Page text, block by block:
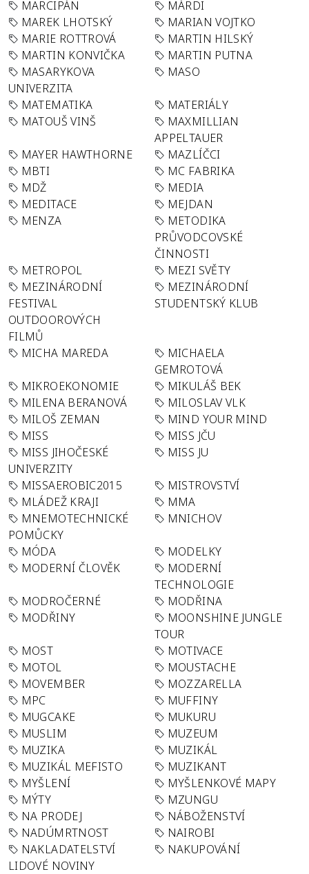
MARCIPÁN
MÁRDI
MAREK LHOTSKÝ
MARIAN VOJTKO
MARIE ROTTROVÁ
MARTIN HILSKÝ
MARTIN KONVIČKA
MARTIN PUTNA
MASARYKOVA
UNIVERZITA
MASO
MATEMATIKA
MATERIÁLY
MATOUŠ VINŠ
MAXMILLIAN
APPELTAUER
MAYER HAWTHORNE
MAZLÍČCI
MBTI
MC FABRIKA
MDŽ
MEDIA
MEDITACE
MEJDAN
MENZA
METODIKA
PRŮVODCOVSKÉ
ČINNOSTI
METROPOL
MEZI SVĚTY
MEZINÁRODNÍ
FESTIVAL
OUTDOOROVÝCH
FILMŮ
MEZINÁRODNÍ
STUDENTSKÝ KLUB
MICHA MAREDA
MICHAELA
GEMROTOVÁ
MIKROEKONOMIE
MIKULÁŠ BEK
MILENA BERANOVÁ
MILOSLAV VLK
MILOŠ ZEMAN
MIND YOUR MIND
MISS
MISS JČU
MISS JIHOČESKÉ
UNIVERZITY
MISS JU
MISSAEROBIC2015
MISTROVSTVÍ
MLÁDEŽ KRAJI
MMA
MNEMOTECHNICKÉ
POMŮCKY
MNICHOV
MÓDA
MODELKY
MODERNÍ ČLOVĚK
MODERNÍ
TECHNOLOGIE
MODROČERNÉ
MODŘINA
MODŘINY
MOONSHINE JUNGLE
TOUR
MOST
MOTIVACE
MOTOL
MOUSTACHE
MOVEMBER
MOZZARELLA
MPC
MUFFINY
MUGCAKE
MUKURU
MUSLIM
MUZEUM
MUZIKA
MUZIKÁL
MUZIKÁL MEFISTO
MUZIKANT
MYŠLENÍ
MYŠLENKOVÉ MAPY
MÝTY
MZUNGU
NA PRODEJ
NÁBOŽENSTVÍ
NADÚMRTNOST
NAIROBI
NAKLADATELSTVÍ
LIDOVÉ NOVINY
NAKUPOVÁNÍ